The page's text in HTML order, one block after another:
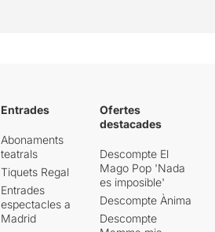
Entrades
Abonaments
teatrals
Tiquets Regal
Entrades
espectacles a
Madrid
Ofertes
destacades
Descompte El
Mago Pop 'Nada
es imposible'
Descompte Ànima
Descompte